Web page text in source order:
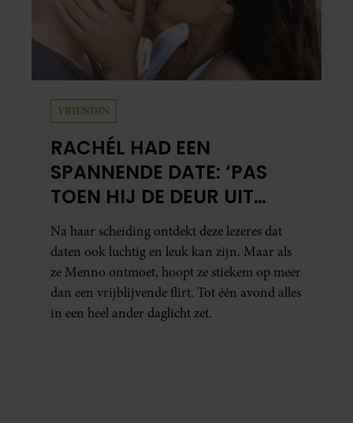
VRIENDIN
RACHÉL HAD EEN
SPANNENDE DATE: ‘PAS
TOEN HIJ DE DEUR UIT
WAS, BESEFTE IK WAT ER
ECHT WAS GEBEURD’
Na haar scheiding ontdekt deze lezeres dat
daten ook luchtig en leuk kan zijn. Maar als
ze Menno ontmoet, hoopt ze stiekem op meer
dan een vrijblijvende flirt. Tot één avond alles
in een heel ander daglicht zet.